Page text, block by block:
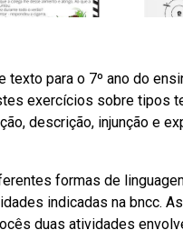
para o 7º ano do
exercícios sobre tipos
descrição, injunção e
formas de
indicadas na bncc.
duas atividades